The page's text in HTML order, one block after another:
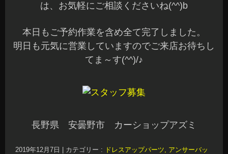
は、お気軽にご相談くださいね(^^)b
本日もご予約作業を含め全て完了しました。
明日も元気に営業していますのでご来店お待ちし
てま～す(^^)/♪
長野県 安曇野市 カーショップアズミ
2019年12月7日 カテゴリー : ドレスアップパーツ, アンサーバッ